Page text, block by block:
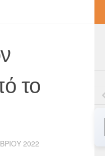
το
2022